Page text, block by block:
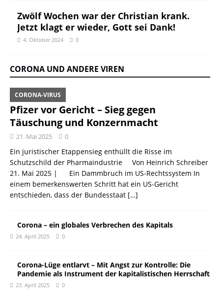
Zwölf Wochen war der Christian krank.
Jetzt klagt er wieder, Gott sei Dank!
4. Oktober 2024 0
CORONA UND ANDERE VIREN
Pfizer vor Gericht – Sieg gegen
Täuschung und Konzernmacht
CORONA-VIRUS
21. Mai 2025 0
Ein juristischer Etappensieg enthüllt die Risse im
Schutzschild der Pharmaindustrie Von Heinrich Schreiber
21. Mai 2025 | Ein Dammbruch im US-Rechtssystem In
einem bemerkenswerten Schritt hat ein US-Gericht
entschieden, dass der Bundesstaat […]
Corona – ein globales Verbrechen des Kapitals
24. April 2025 0
Corona-Lüge entlarvt – Mit Angst zur Kontrolle: Die
Pandemie als Instrument der kapitalistischen Herrschaft
23. April 2025 0